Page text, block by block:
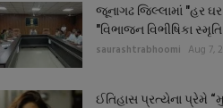
જૂનાગઢ જિલ્લામાં "હર
"વિભાજન વિભીષિકા
saurashtrabhoomi Aug 7,
ઈતિહાસ પ્રત્યેના પ્રેમે